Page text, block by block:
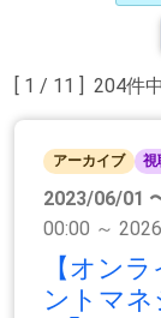
[ 1 / 11 ] 204件
アーカイブ 視
2023/06/01
00:00 ～
【オン
ントマ